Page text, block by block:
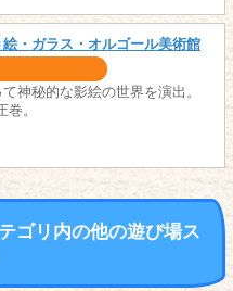
・ガラス・オルゴール美術館
神秘的な影絵の世界を演出。
。
ゴリ内の他の遊び場ス